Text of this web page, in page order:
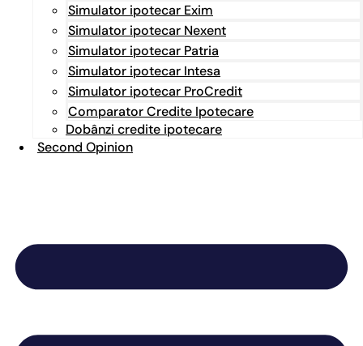
Simulator ipotecar Exim
Simulator ipotecar Nexent
Simulator ipotecar Patria
Simulator ipotecar Intesa
Simulator ipotecar ProCredit
Comparator Credite Ipotecare
Dobânzi credite ipotecare
Second Opinion